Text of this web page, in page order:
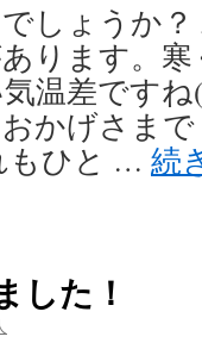
しょうか
ります。
温差です
かげさまで
もひと … 続
した！